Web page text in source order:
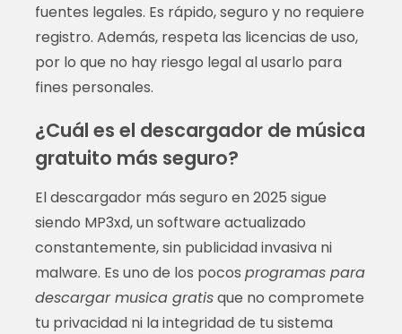
fuentes legales. Es rápido, seguro y no requiere
registro. Además, respeta las licencias de uso,
por lo que no hay riesgo legal al usarlo para
fines personales.
¿Cuál es el descargador de música
gratuito más seguro?
El descargador más seguro en 2025 sigue
siendo MP3xd, un software actualizado
constantemente, sin publicidad invasiva ni
malware. Es uno de los pocos programas para
descargar musica gratisque no compromete
tu privacidad ni la integridad de tu sistema